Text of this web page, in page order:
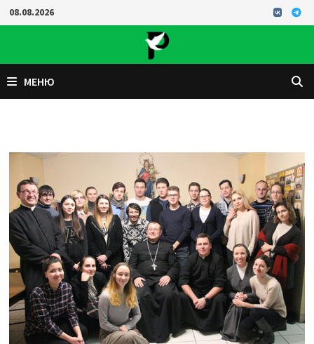
Перейти
к
08.08.2026
МЕНЮ